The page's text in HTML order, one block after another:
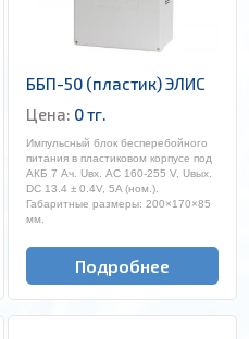
ББП-50 (пластик) ЭЛИС
Цена: 0 тг.
Импульсный блок бесперебойного
питания в пластиковом корпусе под
АКБ 7 Ач. Uвх. AC 160-255 V, Uвых.
DC 13.4 ± 0.4V, 5A (ном.).
Габаритные размеры: 200×170×85
мм.
Подробнее